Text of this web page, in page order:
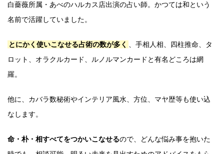
白薔薇所属・あべのハルカス店出演の占い師。かつては和という
名前で活躍していました。
とにかく使いこなせる占術の数が多く
、手相人相、四柱推命、タ
ロット、オラクルカード、ルノルマンカードと有名どころは網
羅。
他に、カバラ数秘術やインテリア風水、方位、マヤ歴等も使い込
なします。
命・朴・相すべてをつかいこなせるので、どんな悩み事を抱いた